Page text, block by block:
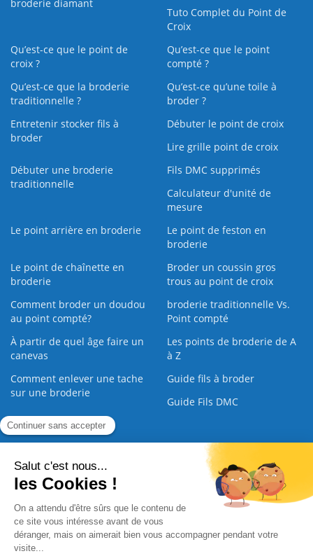
broderie diamant
Tuto Complet du Point de
Croix
Qu’est-ce que le point de
croix ?
Qu’est-ce que le point
compté ?
Qu’est-ce que la broderie
traditionnelle ?
Qu’est‑ce qu’une toile à
broder ?
Entretenir stocker fils à
broder
Débuter le point de croix
Lire grille point de croix
Débuter une broderie
traditionnelle
Fils DMC supprimés
Calculateur d'unité de
mesure
Le point arrière en broderie
Le point de feston en
broderie
Le point de chaînette en
broderie
Broder un coussin gros
trous au point de croix
Comment broder un doudou
au point compté?
broderie traditionnelle Vs.
Point compté
À partir de quel âge faire un
canevas
Les points de broderie de A
à Z
Comment enlever une tache
sur une broderie
Guide fils à broder
Guide Fils DMC
Guide de la Broderie
Commande Papier Qui sommes nous Nous contacter |
Paiement sécurisé